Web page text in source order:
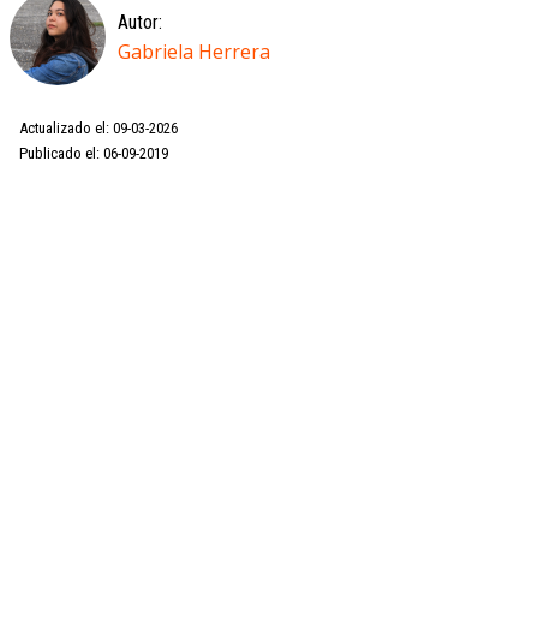
Autor:
Gabriela Herrera
Actualizado el: 09-03-2026
Publicado el: 06-09-2019